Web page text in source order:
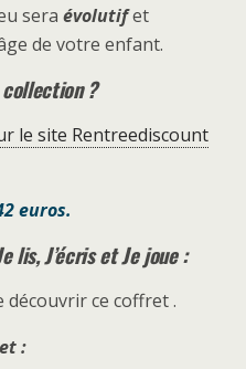
sera évolutifet
de votre enfant.
?
le site Rentreediscount
euros.
lis, J’écris et Je joue :
découvrir ce coffret .
: